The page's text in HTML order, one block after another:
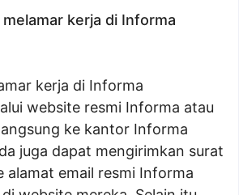
melamar kerja di Informa
kerja di Informa
website resmi Informa atau
ke kantor Informa
juga dapat mengirimkan surat
alamat email resmi Informa